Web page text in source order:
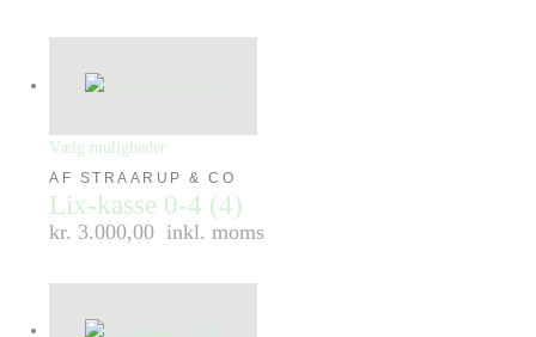
Vælg muligheder
AF STRAARUP & CO
Lix-kasse 0-4 (4)
kr. 3.000,00 inkl. moms